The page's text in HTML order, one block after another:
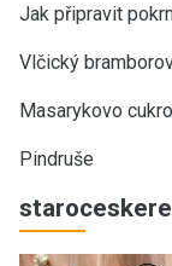
Jak připravit
Vlčický
Masarykovo
Pindruše